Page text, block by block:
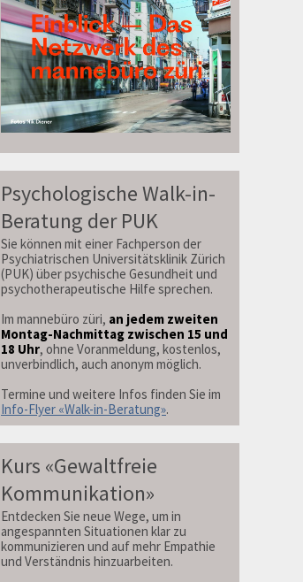
Psychologische Walk-in-
Beratung der PUK
Sie können mit einer Fachperson der
Psychiatrischen Universitätsklinik Zürich
(PUK) über psychische Gesundheit und
psychotherapeutische Hilfe sprechen.
Im mannebüro züri, an jedem zweiten
Montag-Nachmittag zwischen 15 und
18 Uhr, ohne Voranmeldung, kostenlos,
unverbindlich, auch anonym möglich.
Termine und weitere Infos finden Sie im
Info-Flyer «Walk-in-Beratung».
Kurs «Gewaltfreie
Kommunikation»
Entdecken Sie neue Wege, um in
angespannten Situationen klar zu
kommunizieren und auf mehr Empathie
und Verständnis hinzuarbeiten.